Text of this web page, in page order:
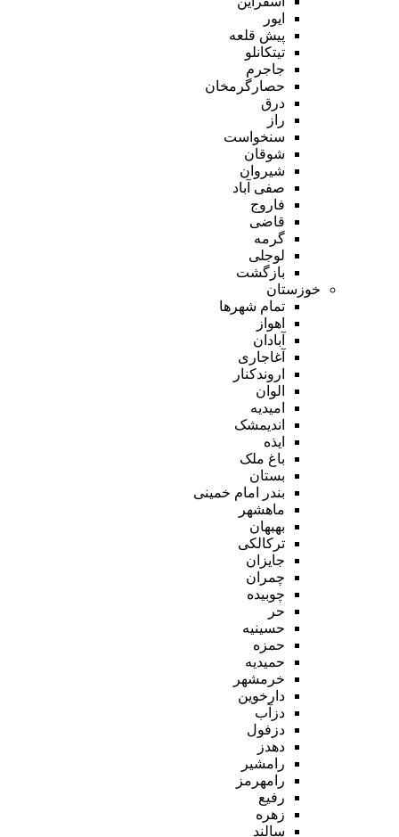
ایور
پیش قلعه
تیتکانلو
جاجرم
حصارگرمخان
درق
راز
سنخواست
شوقان
شیروان
صفی آباد
فاروج
قاضی
گرمه
لوجلی
بازگشت
خوزستان
تمام شهر‌ها
اهواز
آبادان
آغاجاری
اروندکنار
الوان
امیدیه
اندیمشک
ایذه
باغ ملک
بستان
بندر امام خمینی
ماهشهر
بهبهان
ترکالکی
جایزان
چمران
چوبیده
حر
حسینیه
حمزه
حمیدیه
خرمشهر
دارخوین
دزآب
دزفول
دهدز
رامشیر
رامهرمز
رفیع
زهره
سالند